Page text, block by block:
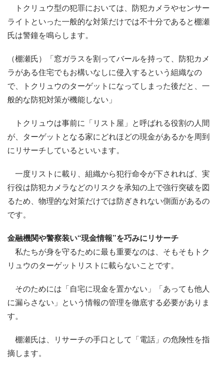
トクリュウ型の犯罪においては、防犯カメラやセンサー
ライトといった一般的な対策だけでは不十分であると棚瀬
氏は警鐘を鳴らします。
（棚瀬氏）「窓ガラスを割ってバールを持って、防犯カメ
ラがある住宅でもお構いなしに侵入するという組織なの
で、トクリュウのターゲットになってしまった後だと、一
般的な防犯対策が機能しない」
トクリュウは事前に「リスト屋」と呼ばれる役割の人間
が、ターゲットとなる家にどれほどの現金があるかを周到
にリサーチしているといいます。
一度リストに載り、組織から犯行命令が下されれば、実
行役は防犯カメラなどのリスクを承知の上で強行突破を図
るため、物理的な対策だけでは防ぎきれない側面があるの
です。
金融機関や警察装い“現金情報”を巧みにリサーチ
私たちが身を守るために最も重要なのは、そもそもトク
リュウのターゲットリストに載らないことです。
そのためには「自宅に現金を置かない」「あっても他人
に漏らさない」という情報の管理を徹底する必要がありま
す。
棚瀬氏は、リサーチの手口として「電話」の危険性を指
摘します。